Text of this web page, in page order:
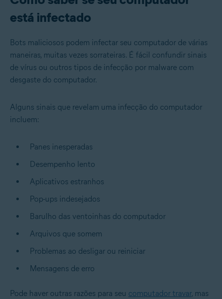
está infectado
Bots maliciosos podem infectar seu computador de várias
maneiras, muitas vezes sorrateiras. É fácil confundir sinais
de vírus ou outros tipos de infecção por malware com
desgaste do computador.
Alguns sinais que revelam uma infecção do computador
incluem:
Panes inesperadas
Desempenho lento
Aplicativos estranhos
Pop-ups indesejados
Barulho das ventoinhas do computador
Arquivos que somem
Problemas ao desligar ou reiniciar
Mensagens de erro
Pode haver outras razões para seu computador travar, mas